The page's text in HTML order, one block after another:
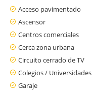
Acceso pavimentado
Ascensor
Centros comerciales
Cerca zona urbana
Circuito cerrado de TV
Colegios / Universidades
Garaje